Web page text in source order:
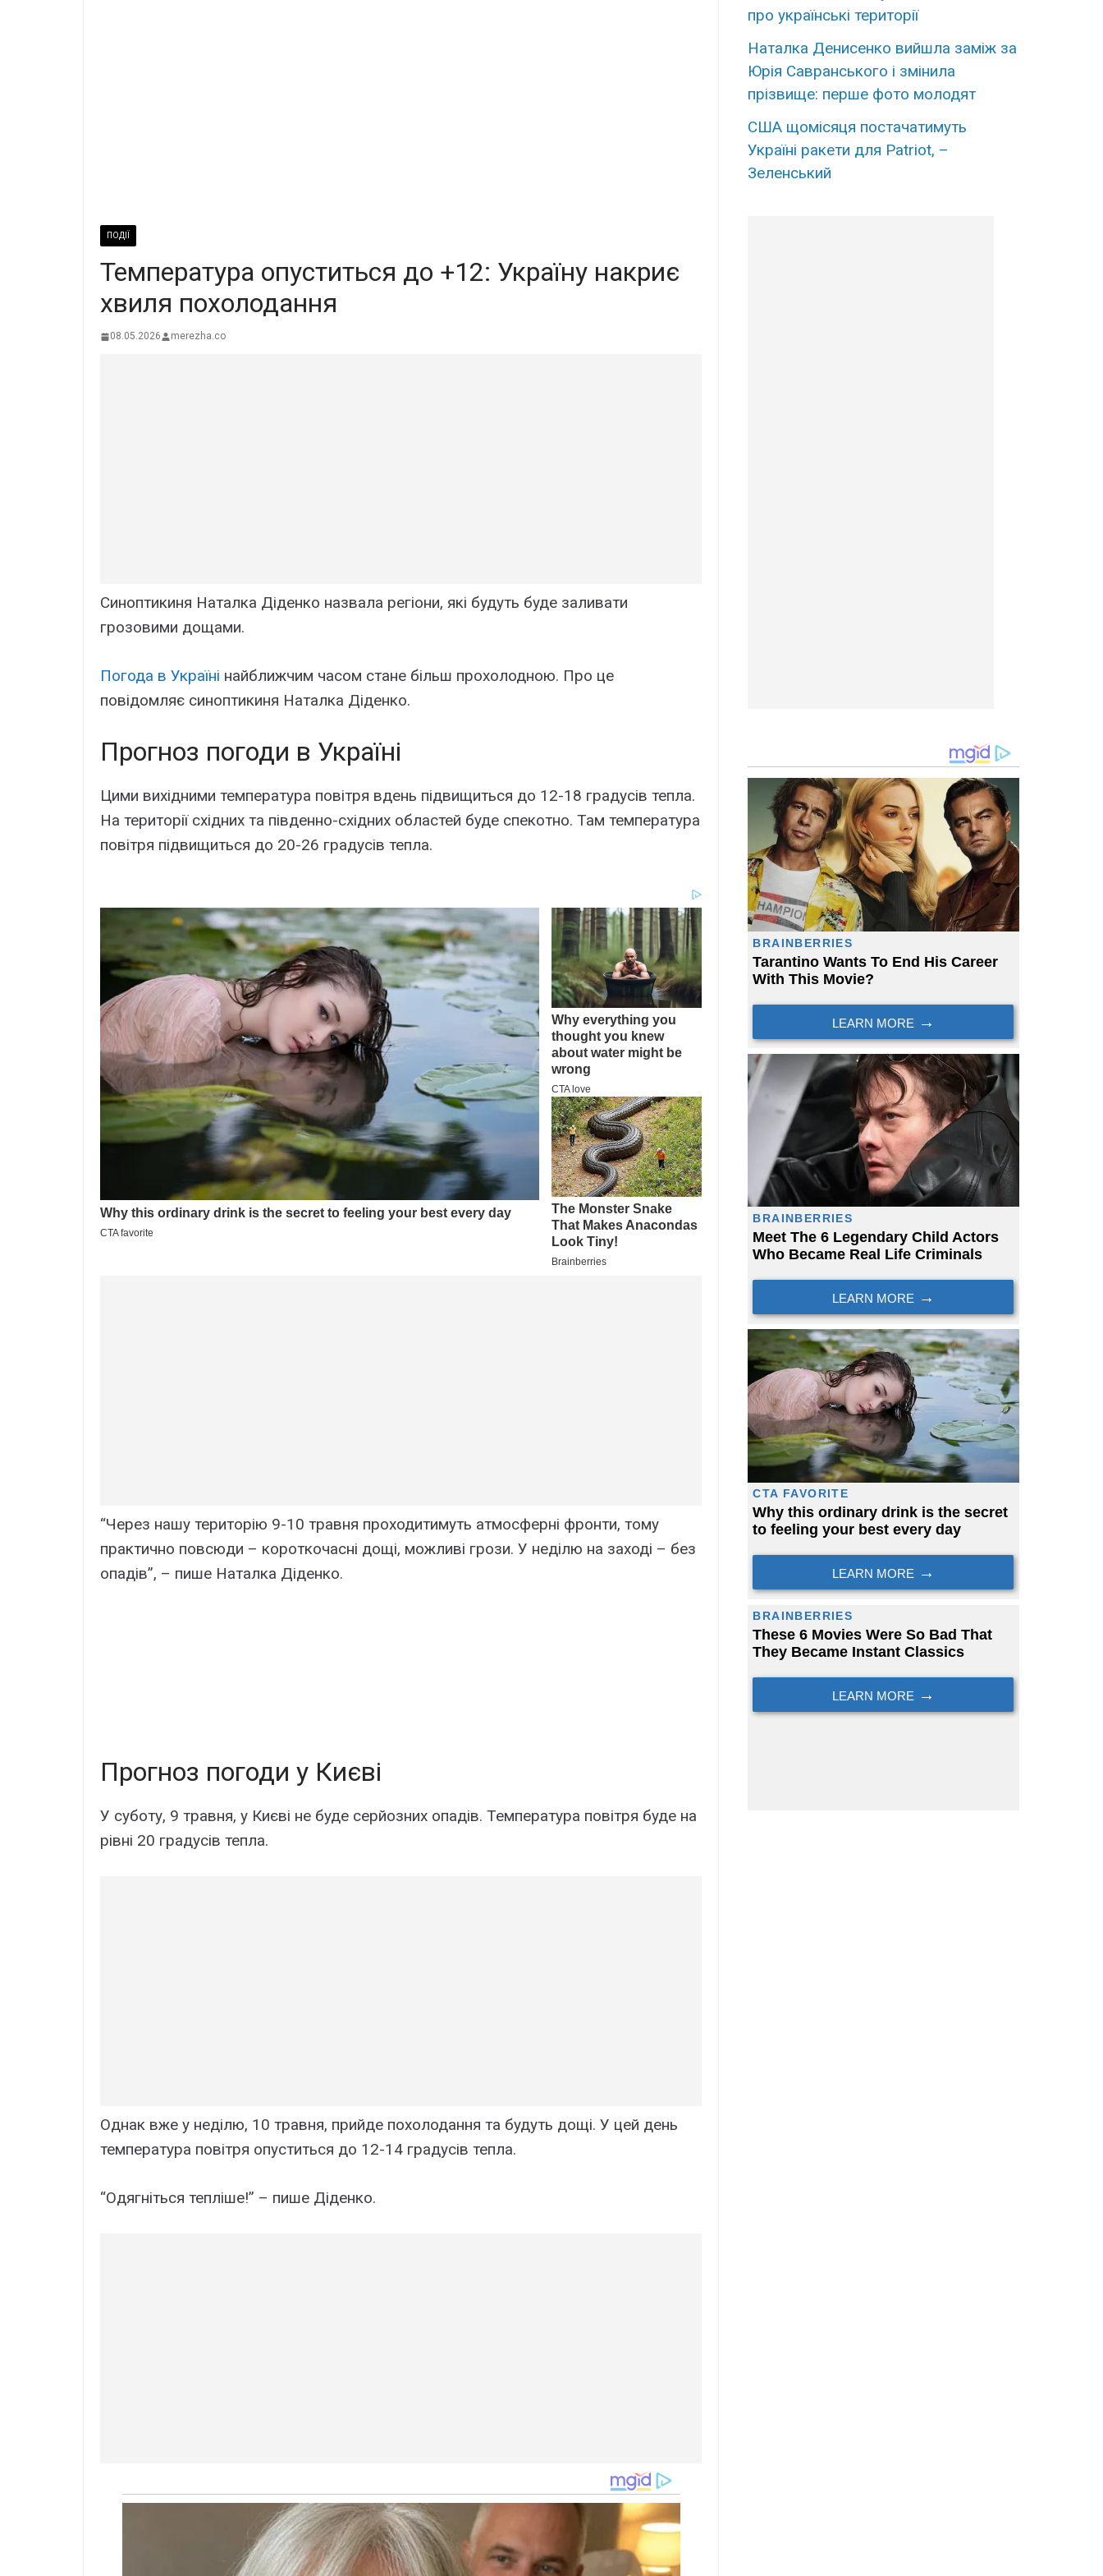
ПОДІЇ
Температура опуститься до +12: Україну накриє
хвиля похолодання
08.05.2026 merezha.co
Синоптикиня Наталка Діденко назвала регіони, які будуть буде заливати
грозовими дощами.
Погода в Україні найближчим часом стане більш прохолодною. Про це
повідомляє синоптикиня Наталка Діденко.
Прогноз погоди в Україні
Цими вихідними температура повітря вдень підвищиться до 12-18 градусів тепла.
На території східних та південно-східних областей буде спекотно. Там температура
повітря підвищиться до 20-26 градусів тепла.
“Через нашу територію 9-10 травня проходитимуть атмосферні фронти, тому
практично повсюди – короткочасні дощі, можливі грози. У неділю на заході – без
опадів”, – пише Наталка Діденко.
Прогноз погоди у Києві
У суботу, 9 травня, у Києві не буде серйозних опадів. Температура повітря буде на
рівні 20 градусів тепла.
Однак вже у неділю, 10 травня, прийде похолодання та будуть дощі. У цей день
температура повітря опуститься до 12-14 градусів тепла.
“Одягніться тепліше!” – пише Діденко.
про українські території
Наталка Денисенко вийшла заміж за
Юрія Савранського і змінила
прізвище: перше фото молодят
США щомісяця постачатимуть
Україні ракети для Patriot, –
Зеленський